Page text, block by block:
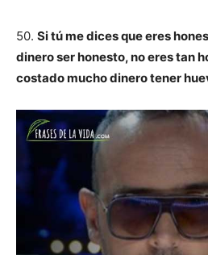
50. Si tú me dices que eres
dinero ser honesto, no eres tan
costado mucho dinero tener